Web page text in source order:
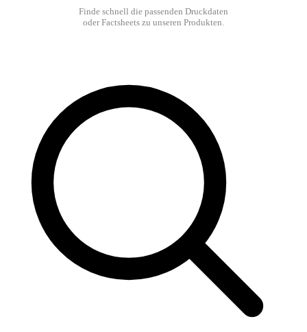
Finde schnell die passenden Druckdaten
oder Factsheets zu unseren Produkten.